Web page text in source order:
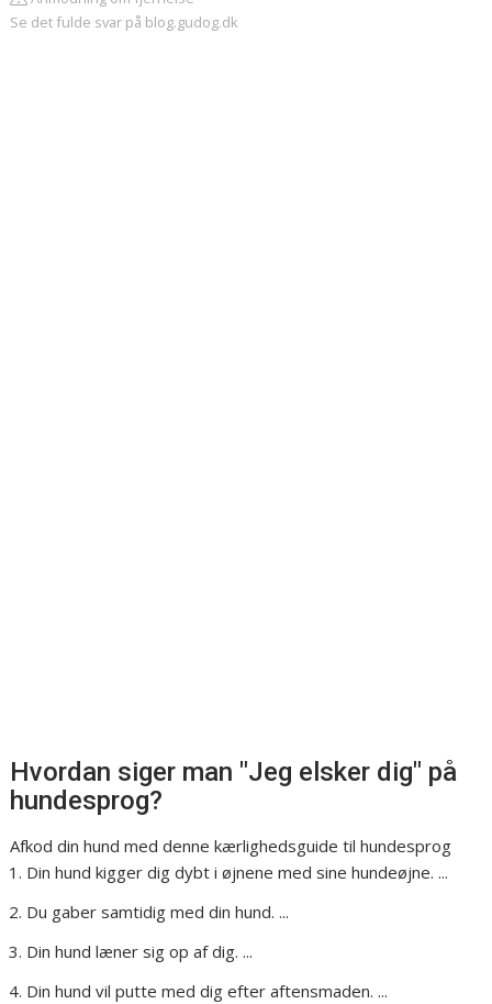
Se det fulde svar på blog.gudog.dk
Hvordan siger man "Jeg elsker dig" på
hundesprog?
Afkod din hund med denne kærlighedsguide til hundesprog
Din hund kigger dig dybt i øjnene med sine hundeøjne. ...
Du gaber samtidig med din hund. ...
Din hund læner sig op af dig. ...
Din hund vil putte med dig efter aftensmaden. ...